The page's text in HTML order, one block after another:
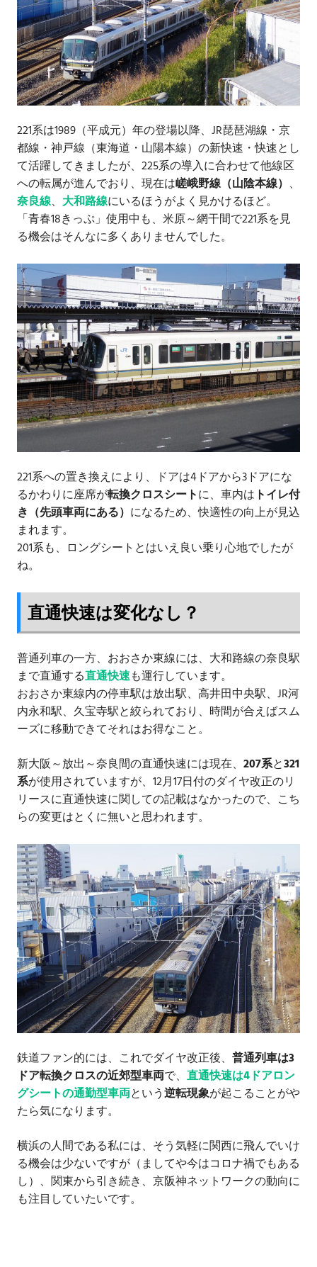
221系は1989（平成元）年の登場以降、JR琵琶湖線・京
都線・神戸線（東海道・山陽本線）の新快速・快速とし
て活躍してきましたが、225系の導入に合わせて他線区
への転属が進んでおり、現在は嵯峨野線（山陰本線） 、
奈良線、 大和路線にいるほうがよく見かけるほど。
「青春18きっぷ」使用中も、米原～網干間で221系を見
る機会はそんなに多くありませんでした。
221系への置き換えにより、ドアは4ドアから3ドアにな
るかわりに座席が転換クロスシートに、車内は トイレ付
き（先頭車両にある） になるため、快適性の向上が見込
まれます。
201系も、ロングシートとはいえ良い乗り心地でしたが
ね。
直通快速は変化なし？
普通列車の一方、おおさか東線には、大和路線の奈良駅
まで直通する直通快速も運行しています。
おおさか東線内の停車駅は放出駅、高井田中央駅、JR河
内永和駅、久宝寺駅と絞られており、時間が合えばスム
ーズに移動できてそれはお得なこと。
新大阪～放出～奈良間の直通快速には現在、 207系と321
系が使用されていますが、12月17日付のダイヤ改正のリ
リースに直通快速に関しての記載はなかったので、こち
らの変更はとくに無いと思われます。
鉄道ファン的には、これでダイヤ改正後、 普通列車は3
ドア転換クロスの近郊型車両で、 直通快速は4ドアロン
グシートの通勤型車両という逆転現象が起こることがや
たら気になります。
横浜の人間である私には、そう気軽に関西に飛んでいけ
る機会は少ないですが（ましてや今はコロナ禍でもある
し）、関東から引き続き、京阪神ネットワークの動向に
も注目していたいです。